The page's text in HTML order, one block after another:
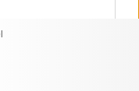
and other